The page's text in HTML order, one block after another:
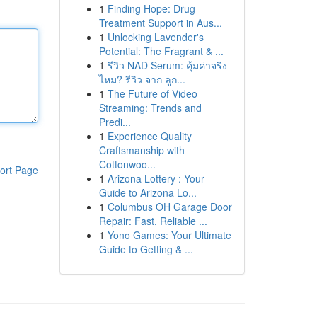
Page
1 Finding Hope: Drug
Treatment Support in Aus...
1 Unlocking Lavender's
Potential: The Fragrant & ...
1 รีวิว NAD Serum: คุ้มค่าจริง
ไหม? รีวิว จาก ลูก...
1 The Future of Video
Streaming: Trends and
Predi...
1 Experience Quality
Craftsmanship with
Cottonwoo...
1 Arizona Lottery : Your
Guide to Arizona Lo...
1 Columbus OH Garage Door
Repair: Fast, Reliable ...
1 Yono Games: Your Ultimate
Guide to Getting & ...